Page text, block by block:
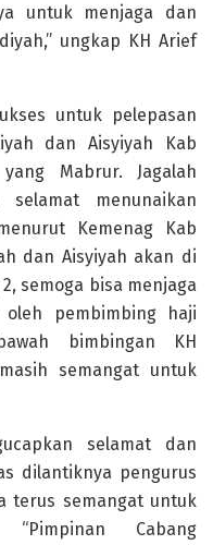
untuk menjaga dan
ungkap KH Arief
untuk pelepasan
dan Aisyiyah Kab
Mabrur. Jagalah
menunaikan
Kemenag Kab
dan Aisyiyah akan di
semoga bisa menjaga
pembimbing haji
bimbingan KH
semangat untuk
selamat dan
dilantiknya pengurus
terus semangat untuk
Cabang